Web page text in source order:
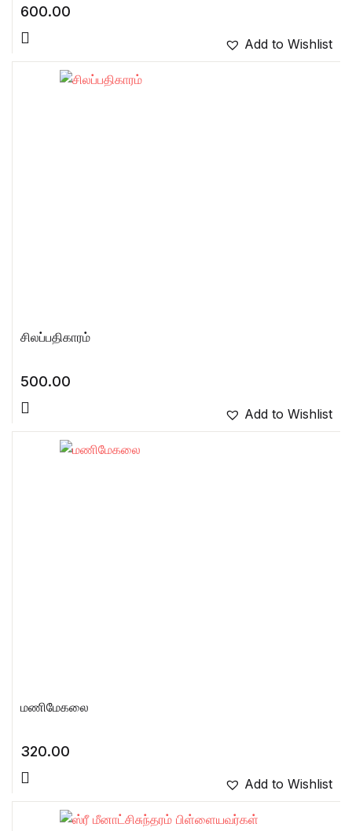
600.00
Add to Wishlist
சிலப்பதிகாரம்
500.00
Add to Wishlist
மணிமேகலை
320.00
Add to Wishlist